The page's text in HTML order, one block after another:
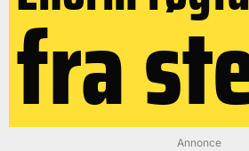
fra Annonce